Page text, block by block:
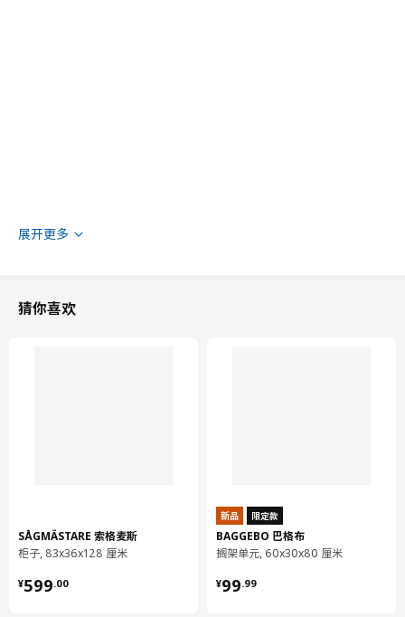
展开更多
猜你喜欢
SÅGMÄSTARE 索格麦斯
柜子, 83x36x128 厘米
¥599.00
¥ 599.00
新品 限定款
BAGGEBO 巴格布
搁架单元, 60x30x80 厘米
¥99.99
¥ 99.99